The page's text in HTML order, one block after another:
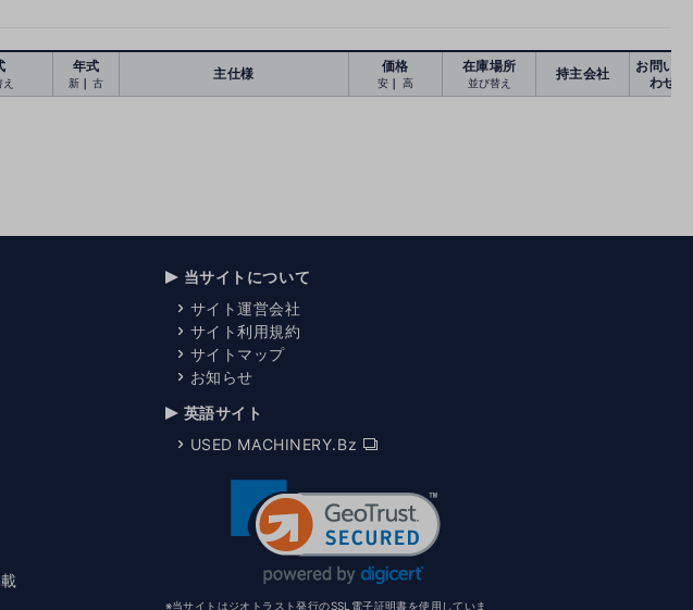
年式
新｜古
主仕様 価格
安 ｜ 高
在庫場所
並び替え
持主会社
お問い合
わせ
当サイトについて
サイト運営会社
サイト利用規約
サイトマップ
お知らせ
英語サイト
USED MACHINERY.Bz
※当サイトはジオトラスト発行のSSL電子証明書を使用していま